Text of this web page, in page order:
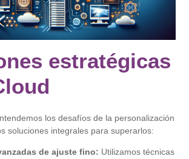
estratégicas
los desafíos de la personalización
soluciones integrales para superarlos:
de ajuste fino: Utilizamos técnicas